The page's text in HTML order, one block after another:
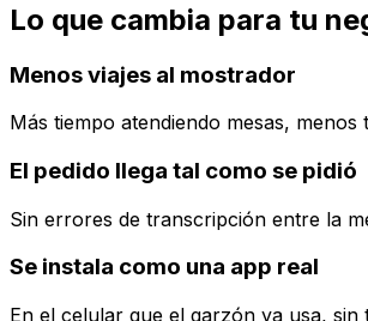
Lo que cambia para tu
Menos viajes al mostrador
Más tiempo atendiendo mesas,
El pedido llega tal como se pidió
Sin errores de transcripción entre la
Se instala como una app real
En el celular que el garzón ya usa, sin